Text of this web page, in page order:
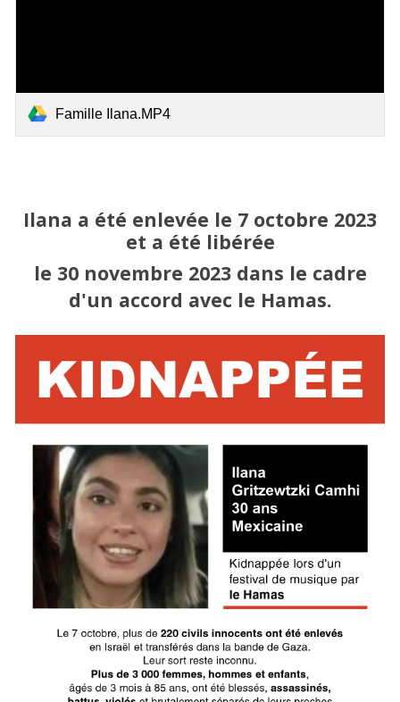
Famille Ilana.MP4
Ilana a été enlevée le 7 octobre 2023
et a été libérée
le 30 novembre 2023 dans le cadre
d'un accord avec le Hamas.